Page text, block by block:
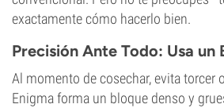
exactamente cómo hacerlo bien.
Precisión Ante Todo: Usa un
Al momento de cosechar, evita torcer
Enigma forma un bloque denso y